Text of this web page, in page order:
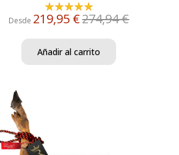
Desde 219,95 €274,94 €
Añadir al carrito